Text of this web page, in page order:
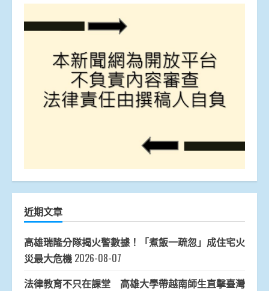
近期文章
高雄瑞隆分隊揭火警數據！「煮飯一疏忽」成住宅火
災最大危機 2026-08-07
法律教育不只在課堂 高雄大學帶越南師生直擊臺灣